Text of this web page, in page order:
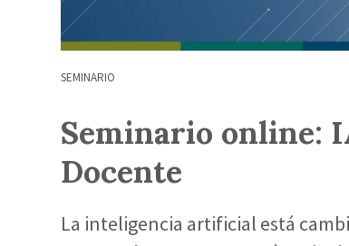
SEMINARIO
Seminario online:
Docente
La inteligencia artificial está